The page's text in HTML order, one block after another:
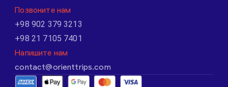
Позвоните нам
+98 902 379 3213
+98 21 7105 7401
Напишите нам
contact@orienttrips.com